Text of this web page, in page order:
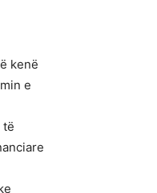
kenë
e
të